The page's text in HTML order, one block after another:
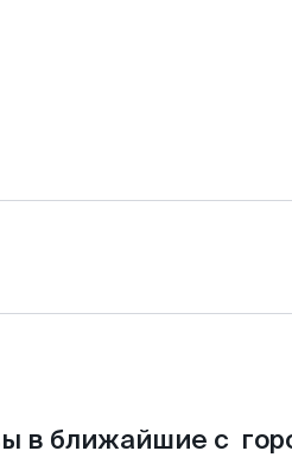
в ближайшие с